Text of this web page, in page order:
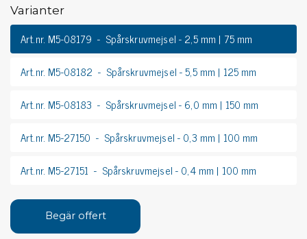
Varianter
Art.nr. M5-08179
Spårskruvmejsel - 2,5 mm | 75 mm
Art.nr. M5-08182
Spårskruvmejsel - 5,5 mm | 125 mm
Art.nr. M5-08183
Spårskruvmejsel - 6,0 mm | 150 mm
Art.nr. M5-27150
Spårskruvmejsel - 0,3 mm | 100 mm
Art.nr. M5-27151
Spårskruvmejsel - 0,4 mm | 100 mm
Begär offert